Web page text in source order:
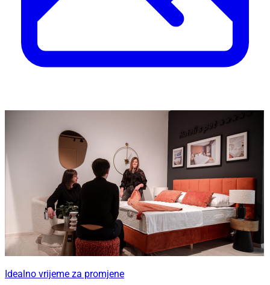
Idealno vrijeme za promjene